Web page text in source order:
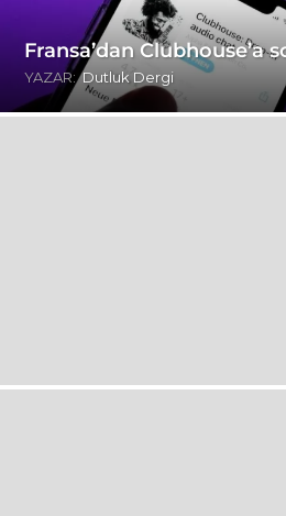
Fransa’dan Clubhouse’a
YAZAR: Dutluk Dergi